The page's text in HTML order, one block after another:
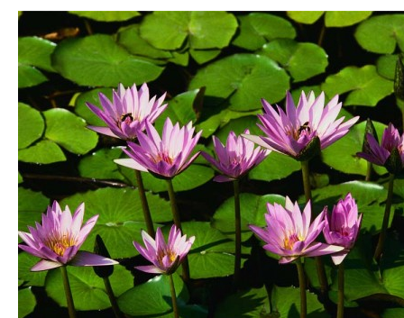
NAUJIENOS
TESTAI
NAUJI